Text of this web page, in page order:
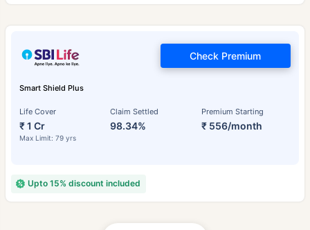
Smart Shield Plus
Life Cover
₹ 1 Cr
Max Limit: 79 yrs
Claim Settled
98.34%
Premium Starting
₹ 556/month
Check Premium
Upto 15% discount included